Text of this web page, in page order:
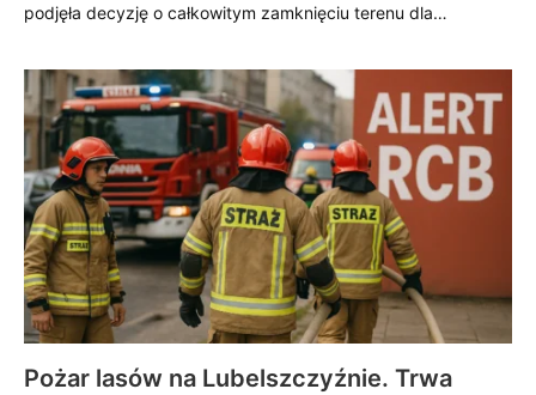
podjęła decyzję o całkowitym zamknięciu terenu dla…
Pożar lasów na Lubelszczyźnie. Trwa